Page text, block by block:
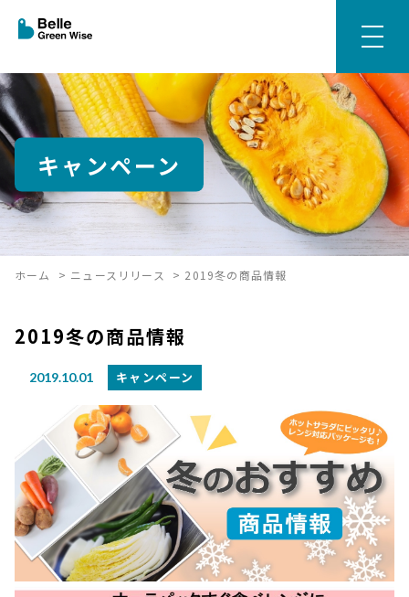
キャンペーン
ホーム > ニュースリリース > 2019冬の商品情報
2019冬の商品情報
2019.10.01 キャンペーン